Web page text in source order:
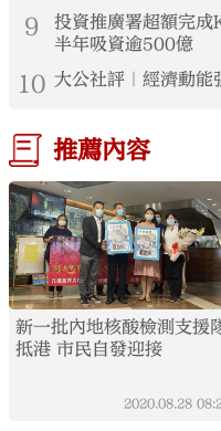
9
投資推廣署超額完
半年吸資逾500億
10 大公社評｜經濟動
推薦內容
新一批內地核酸檢測支援
抵港 市民自發迎接
2020.08.28